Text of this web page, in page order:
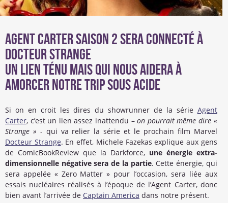
Agent Carter saison 2 sera connecté à
Docteur Strange
Un lien ténu mais qui nous aidera à
amorcer notre trip sous acide
Si on en croit les dires du showrunner de la série Agent
Carter, c’est un lien assez inattendu –on pourrait même dire «
Strange » - qui va relier la série et le prochain film Marvel
Docteur Strange. En effet, Michele Fazekas explique aux gens
de ComicBookReview que la Darkforce, une énergie extra-
dimensionnelle négative sera de la partie. Cette énergie, qui
sera appelée « Zero Matter » pour l’occasion, sera liée aux
essais nucléaires réalisés à l’époque de l’Agent Carter, donc
bien avant l’arrivée de Captain America dans notre présent.